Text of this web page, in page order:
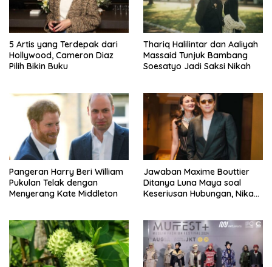
5 Artis yang Terdepak dari
Hollywood, Cameron Diaz
Pilih Bikin Buku
Thariq Halilintar dan Aaliyah
Massaid Tunjuk Bambang
Soesatyo Jadi Saksi Nikah
Pangeran Harry Beri William
Pukulan Telak dengan
Menyerang Kate Middleton
Jawaban Maxime Bouttier
Ditanya Luna Maya soal
Keseriusan Hubungan, Nikah